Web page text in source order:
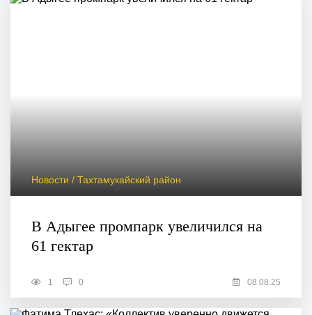
Новости / Тахтамукайский район
В Адыгее промпарк увеличился на
61 гектар
1 0 08.08.25